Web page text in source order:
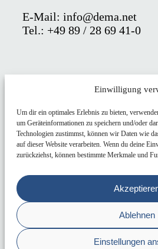
Einwilligung
Um dir ein optimales Erlebnis zu bieten,
um Geräteinformationen zu speichern und/oder
Technologien zustimmst, können wir Daten wie
auf dieser Website verarbeiten. Wenn du deine
zurückziehst, können bestimmte Merkmale und
Ablehnen
Einstellungen
E-Mail: info@dema.net
Tel.: +49 89 / 28 69 41-0
KARRIERE
IMPRESSUM
DATENSCHUTZ
HINWEISE MELDEN
© 2025 DEMA Electronic